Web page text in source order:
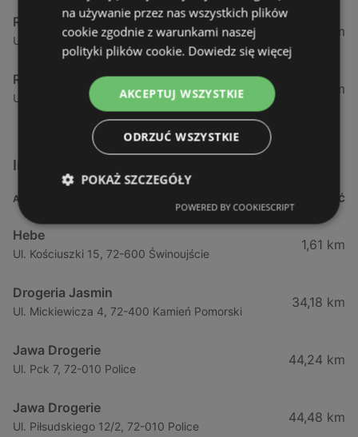
Rossmann
Ul. Gryfa Pomorskiego 15, 72-500 Międzyzdroje
12,47 km
Rossmann
Ul. Chrobrego 18, 72-400 Kamień Pomorski
34,17 km
Inne sklepy Kosmetyki w pobliżu
ADRES ODLEGŁOŚĆ
Hebe
Ul. Kościuszki 15, 72-600 Świnoujście
1,61 km
Drogeria Jasmin
Ul. Mickiewicza 4, 72-400 Kamień Pomorski
34,18 km
Jawa Drogerie
Ul. Pck 7, 72-010 Police
44,24 km
Jawa Drogerie
Ul. Piłsudskiego 12/2, 72-010 Police
44,48 km
na używanie przez nas wszystkich plików
cookie zgodnie z warunkami naszej
polityki plików cookie. Dowiedz się więcej
AKCEPTUJ WSZYSTKIE
ODRZUĆ WSZYSTKIE
POKAŻ SZCZEGÓŁY
POWERED BY COOKIESCRIPT